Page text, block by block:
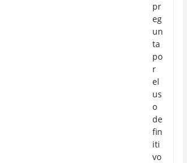
pr
eg
un
ta
po
r
el
us
o
de
fin
iti
vo